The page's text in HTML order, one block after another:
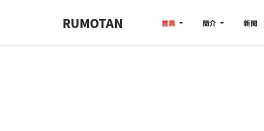
RUMOTAN 首頁 簡介 新聞